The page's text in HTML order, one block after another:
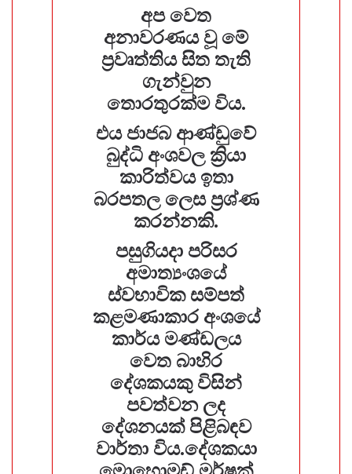
අප වෙත
අනාවරණය වූ මේ
ප්‍රවෘත්තිය සිත තැති
ගැන්වුන
තොරතුරක්ම විය.
එය ජාජබ ආණ්ඩුවේ
බුද්ධි අංශවල ක්‍රියා
කාරිත්වය ඉතා
බරපතල ලෙස ප්‍රශ්ණ
කරන්නකි.
පසුගියදා පරිසර
අමාත්‍යංශයේ
ස්වභාවික සම්පත්
කළමණාකාර අංශයේ
කාර්ය මණ්ඩලය
වෙත බාහිර
දේශකයකු විසින්
පවත්වන ලද
දේශනයක් පිළිබඳව
වාර්තා විය.දේශකයා